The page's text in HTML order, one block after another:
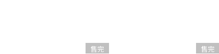
售完
售完